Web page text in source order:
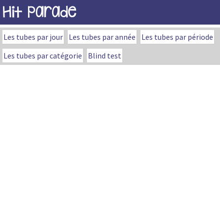
Hit Parade
Les tubes par jour Les tubes par année
Les tubes par période
Les tubes par catégorie
Blind test